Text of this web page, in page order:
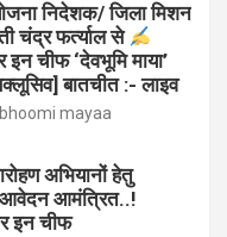
निदेशक/ जिला मिशन
चंद्र फर्त्याल से
चीफ ‘देवभूमि माया’
बातचीत :- लाइव
mayaa
अभियानों हेतु
आमंत्रित..!
इन चीफ